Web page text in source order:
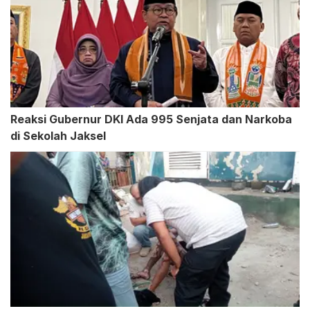
Reaksi Gubernur DKI Ada 995 Senjata dan Narkoba
di Sekolah Jaksel